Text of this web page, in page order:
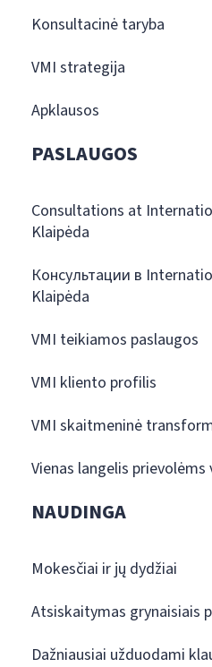
Konsultacinė taryba
VMI strategija
Apklausos
PASLAUGOS
Consultations at
Klaipėda
Консультации в
Klaipėda
VMI teikiamos paslaugos
VMI kliento profilis
VMI skaitmeninė
Vienas langelis
NAUDINGA
Mokesčiai ir jų dydžiai
Atsiskaitymas grynaisiais
Dažniausiai užduodami